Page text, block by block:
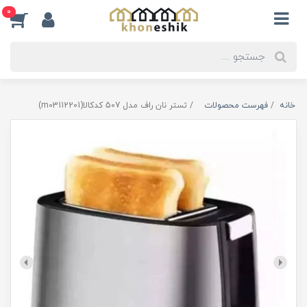
0
خانه فهرست محصولات تستر نان راف مدل 507 کدکالا(m03112201)